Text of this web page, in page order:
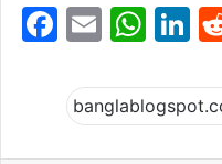
F
c
e
E
ai
l
W
at
s
Li
k
e